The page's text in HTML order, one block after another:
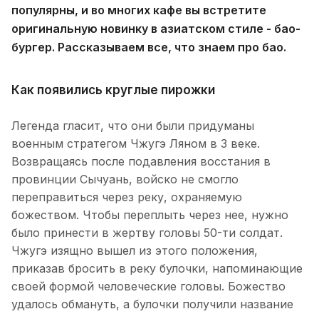
популярны, и во многих кафе вы встретите
оригинальную новинку в азиатском стиле - бао-
бургер. Рассказываем все, что знаем про бао.
Как появились круглые пирожки
Легенда гласит, что они были придуманы
военным стратегом Чжугэ Ляном в 3 веке.
Возвращаясь после подавления восстания в
провинции Сычуань, войско не смогло
переправиться через реку, охраняемую
божеством. Чтобы переплыть через нее, нужно
было принести в жертву головы 50-ти солдат.
Чжугэ изящно вышел из этого положения,
приказав бросить в реку булочки, напоминающие
своей формой человеческие головы. Божество
удалось обмануть, а булочки получили название